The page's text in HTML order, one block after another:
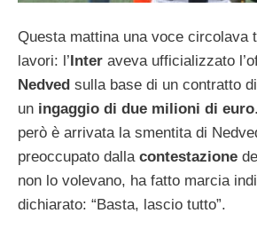
Questa mattina una voce circolava
lavori: l’ Inter aveva ufficializzato
Nedved sulla base di un contratto
un ingaggio di due milioni di euro
però è arrivata la smentita di
preoccupato dalla contestazione
non lo volevano, ha fatto marcia
dichiarato: “Basta, lascio tutto”.